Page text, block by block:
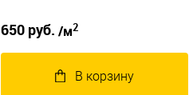
650 руб. /м2
В корзину